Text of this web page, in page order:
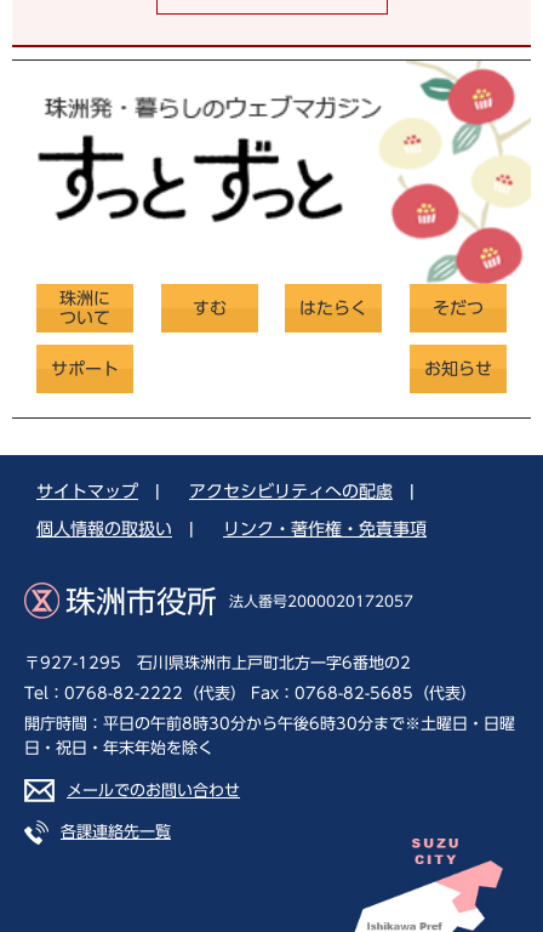
珠洲に
ついて
すむ はたらく そだつ
サポート お知らせ
サイトマップ アクセシビリティへの配慮
個人情報の取扱い リンク・著作権・免責事項
珠洲市役所 法人番号2000020172057
〒927-1295 石川県珠洲市上戸町北方一字6番地の2
Tel：0768-82-2222（代表） Fax：0768-82-5685（代表）
開庁時間：平日の午前8時30分から午後6時30分まで※土曜日・日曜
日・祝日・年末年始を除く
メールでのお問い合わせ
各課連絡先一覧